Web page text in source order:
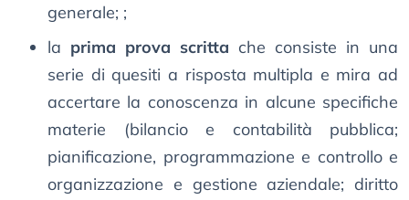
generale; ;
la prima prova scritta che consiste in una
serie di quesiti a risposta multipla e mira ad
accertare la conoscenza in alcune specifiche
materie (bilancio e contabilità pubblica;
pianificazione, programmazione e controllo e
organizzazione e gestione aziendale; diritto